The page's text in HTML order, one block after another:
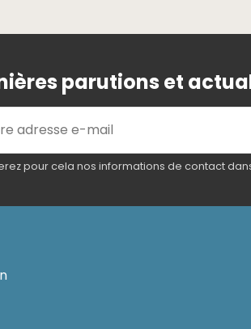
parutions et
pour cela nos informations de contact